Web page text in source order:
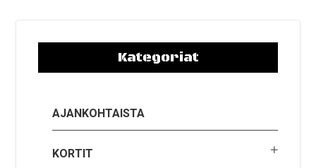
Kategoriat
AJANKOHTAISTA
KORTIT